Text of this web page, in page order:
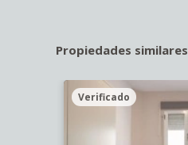
Propiedades similares
Verificado